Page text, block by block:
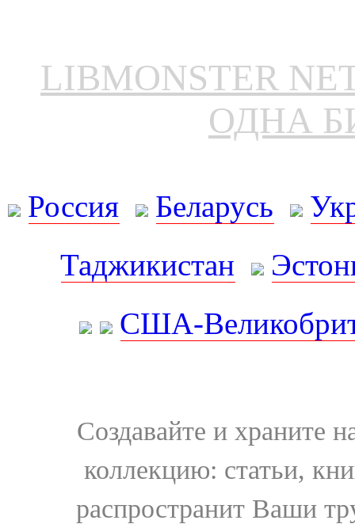
LIBMONSTER
ОДНА
Россия Беларусь
Таджикистан
США-
Создавайте и храните
коллекцию: статьи,
распространит Ваши